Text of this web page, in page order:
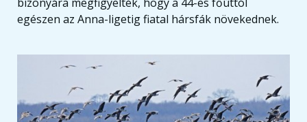
egészen az Anna-ligetig fiatal hársfák növekednek.